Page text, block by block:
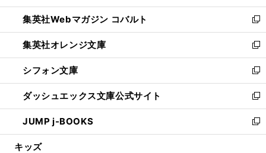
開
く
ウ
で
開
く
ン
ド
ウ
で
開
く
ウ
ィ
ン
ド
ウ
で
開
く
集英社Webマガジン コバルト
新
し
い
ウ
ィ
ン
ド
ウ
で
開
集英社オレンジ文庫
新
し
い
ウ
ィ
ン
ド
ウ
シフォン文庫
新
し
い
ウ
ィ
ン
ダッシュエックス文庫公式サイト
新
し
い
ウ
JUMP j-BOOKS
新
し
キッズ